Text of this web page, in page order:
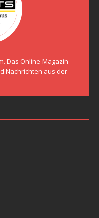
Das Online-Magazin
Nachrichten aus der